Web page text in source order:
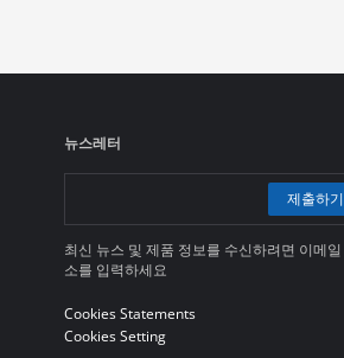
뉴스레터
제출하기
최신 뉴스 및 제품 정보를 수신하려면 이메일
소를 입력하세요
Cookies Statements
Cookies Setting